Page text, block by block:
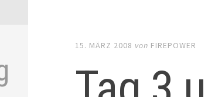
15. MÄRZ 2008 von FIREPOWER